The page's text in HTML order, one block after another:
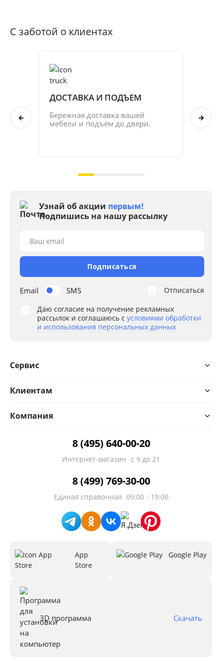
С заботой о клиентах
ДОСТАВКА И ПОДЪЕМ
Бережная доставка вашей
мебели и подъём до двери.
Узнай об акции первым!
Подпишись на нашу рассылку
Email SMS
Ваш email
Подписаться
Даю согласие на получение рекламных
рассылок и соглашаюсь с условиями обработки
и использования персональных данных
Отписаться
Сервис
Клиентам
Компания
8 (495) 640-00-20
Интернет-магазин с 9 до 21
8 (499) 769-30-00
Единая справочная 09:00 - 19:00
App
Store
Google Play
3D программа Скачать